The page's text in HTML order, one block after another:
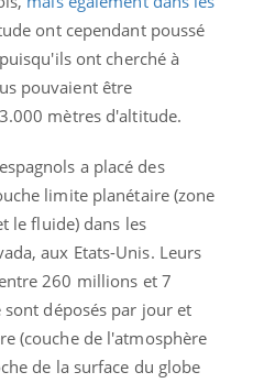
ont cependant poussé
ont cherché à
pouvaient être
mètres d'altitude.
a placé des
limite planétaire (zone
le fluide) dans les
aux Etats-Unis. Leurs
260 millions et 7
déposés par jour et
(couche de l'atmosphère
de la surface du globe